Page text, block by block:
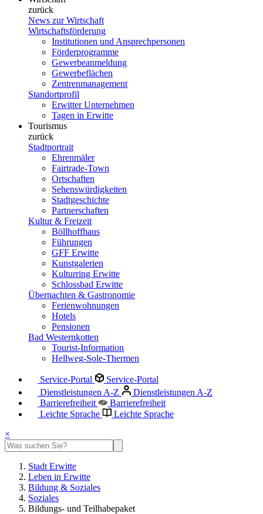
zurück
News zur Wirtschaft
Wirtschaftsförderung
Institutionen und Ansprechpersonen
Förderprogramme
Gewerbeanmeldung
Gewerbeflächen
Zentrenmanagement
Standortprofil
Erwitter Unternehmen
Tagen in Erwitte
Tourismus
zurück
Stadtportrait
Ehrenmäler
Fairtrade-Town
Ortschaften
Sehenswürdigkeiten
Stadtgeschichte
Partnerschaften
Kultur & Freizeit
Böllhoffhaus
Führungen
GFF Erwitte
Kunstgalerien
Kulturring Erwitte
Schlossbad Erwitte
Übernachten & Gastronomie
Ferienwohnungen
Hotels
Pensionen
Bad Westernkotten
Tourist-Information
Hellweg-Sole-Thermen
Service-Portal
Service-Portal
Dienstleistungen A-Z
Dienstleistungen A-Z
Barrierefreiheit
Barrierefreiheit
Leichte Sprache
Leichte Sprache
×
Stadt Erwitte
Leben in Erwitte
Bildung & Soziales
Soziales
Bildungs- und Teilhabepaket